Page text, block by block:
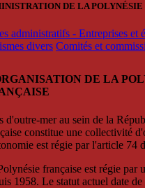
DE LA POLYNÉSIE
administratifs - Entreprises et
divers Comités et
DE LA
d'outre-mer au sein de la
constitue une collectivité
est régie par l'article 74
française est régie par
1958. Le statut actuel date de